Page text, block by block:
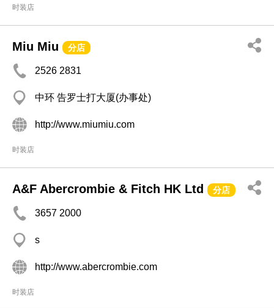
时装店
Miu Miu 分店
2526 2831
中环 告罗士打大厦(办事处)
http://www.miumiu.com
时装店
A&F Abercrombie & Fitch HK Ltd 分店
3657 2000
s
http://www.abercrombie.com
时装店